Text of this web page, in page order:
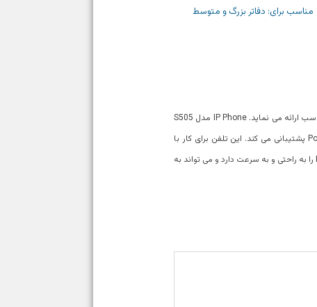
مناسب برای: دفاتر بزرگ و متوسط
تلفن مدیریتی مدل S505 محصول شرکت Sangoma، مجهز به LCD با نور پس زمینه، در اندازه ۴۸۰ در ۳۲۰ نمایشگری با وضوح مناسب ارائه می نماید. IP Phone مدل S505
یک تلفن چهار خطه کارشناسی پیشرفته با کیفیت HD است. این مدل IP Phone S500 دارای دو پورت اترنت Gigabit است و از PoE پشتیبانی می کند. این تلفن برای کار با
FreePBX سنگوما طراحی شده است که برعکس سایر تلفن های IP، با استفاده از تکنولوژی Zero Touch قابلیت شناسایی FreePBX را به راحتی و به سرعت دارد و می تواند به